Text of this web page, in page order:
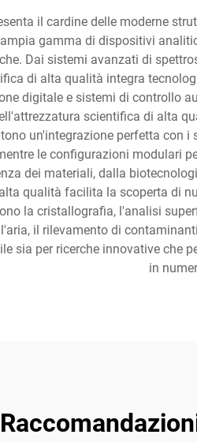
il cardine delle moderne
gamma di dispositivi
Dai sistemi avanzati di
di alta qualità integra
digitale e sistemi di controllo
scientifica di alta
un'integrazione perfetta
le configurazioni modulari
dei materiali, dalla
qualità facilita la scoperta di
la cristallografia, l'analisi
il rilevamento di
sia per ricerche innovative che
in